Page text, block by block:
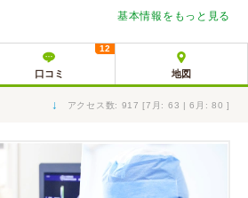
基本情報をもっと見る
口コミ
12
地図
↓ アクセス数: 917 [7月: 63 | 6月: 80 ]